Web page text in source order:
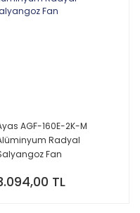
AGF-160E-2K-M
Radyal
Fan
TL